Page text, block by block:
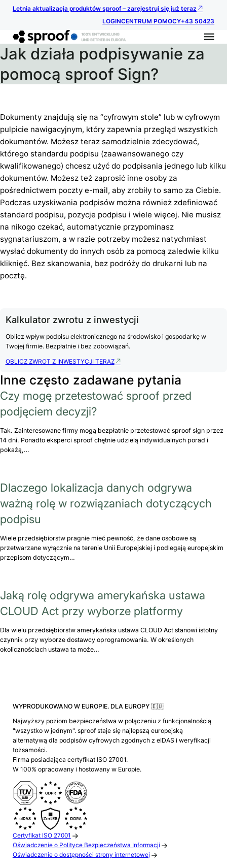
Letnia aktualizacja produktów sproof – zarejestruj się już teraz
LOGINCENTRUM POMOCY+43 50423
Jak działa podpisywanie za
pomocą sproof Sign?
Dokumenty znajdują się na “cyfrowym stole” lub w cyfrowym
pulpicie nawigacyjnym, który zapewnia przegląd wszystkich
dokumentów. Możesz teraz samodzielnie zdecydować,
którego standardu podpisu (zaawansowanego czy
kwalifikowanego) chcesz użyć do podpisania jednego lub kilku
dokumentów. Możesz też zaprosić inne osoby za
pośrednictwem poczty e-mail, aby zrobiły to samo za Ciebie.
Podczas uzyskiwania podpisów można również zdefiniować
standard podpisu, pozycje podpisu i wiele więcej. Nie musisz
na nikogo czekać, automatycznie przypominasz
sygnatariuszom, a w razie potrzeby możesz natychmiast
wysłać dokumenty do innych osób za pomocą zaledwie kilku
kliknięć. Bez skanowania, bez podróży do drukarni lub na
pocztę.
Kalkulator zwrotu z inwestycji
Oblicz wpływ podpisu elektronicznego na środowisko i gospodarkę w
Twojej firmie. Bezpłatnie i bez zobowiązań.
OBLICZ ZWROT Z INWESTYCJI TERAZ
Inne często zadawane pytania
Czy mogę przetestować sproof przed
podjęciem decyzji?
Tak. Zainteresowane firmy mogą bezpłatnie przetestować sproof sign przez
14 dni. Ponadto eksperci sproof chętnie udzielą indywidualnych porad i
pokażą,…
Dlaczego lokalizacja danych odgrywa
ważną rolę w rozwiązaniach dotyczących
podpisu
Wiele przedsiębiorstw pragnie mieć pewność, że dane osobowe są
przetwarzane wyłącznie na terenie Unii Europejskiej i podlegają europejskim
przepisom dotyczącym…
Jaką rolę odgrywa amerykańska ustawa
CLOUD Act przy wyborze platformy
Dla wielu przedsiębiorstw amerykańska ustawa CLOUD Act stanowi istotny
czynnik przy wyborze dostawcy oprogramowania. W określonych
okolicznościach ustawa ta może…
WYPRODUKOWANO W EUROPIE. DLA EUROPY 🇪🇺
Najwyższy poziom bezpieczeństwa w połączeniu z funkcjonalnością
"wszystko w jednym". sproof staje się najlepszą europejską
alternatywą dla podpisów cyfrowych zgodnych z eIDAS i weryfikacji
tożsamości.
Firma posiadająca certyfikat ISO 27001.
W 100% opracowany i hostowany w Europie.
Certyfikat ISO 27001
Oświadczenie o Polityce Bezpieczeństwa Informacji
Oświadczenie o dostępności strony internetowej